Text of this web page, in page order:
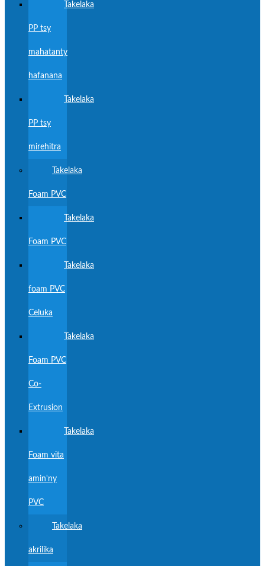
Takelaka
PP tsy
mahatanty
hafanana
Takelaka
PP tsy
mirehitra
Takelaka
Foam PVC
Takelaka
Foam PVC
Takelaka
foam PVC
Celuka
Takelaka
Foam PVC
Co-
Extrusion
Takelaka
Foam vita
amin'ny
PVC
Takelaka
akrilika